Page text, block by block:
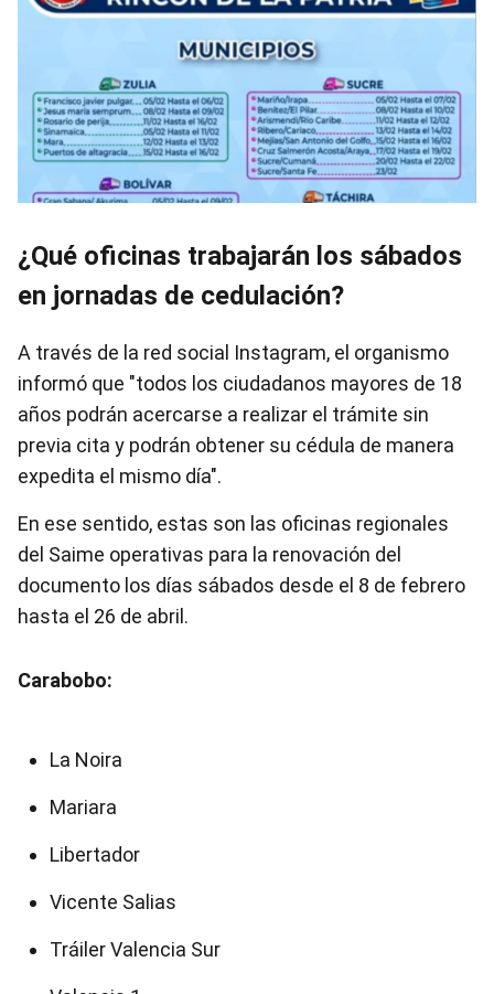
¿Qué oficinas trabajarán los sábados
en jornadas de cedulación?
A través de la red social Instagram, el organismo
informó que "todos los ciudadanos mayores de 18
años podrán acercarse a realizar el trámite sin
previa cita y podrán obtener su cédula de manera
expedita el mismo día".
En ese sentido, estas son las oficinas regionales
del Saime operativas para la renovación del
documento los días sábados desde el 8 de febrero
hasta el 26 de abril.
Carabobo:
La Noira
Mariara
Libertador
Vicente Salias
Tráiler Valencia Sur